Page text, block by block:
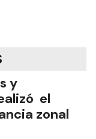
y
el
zonal